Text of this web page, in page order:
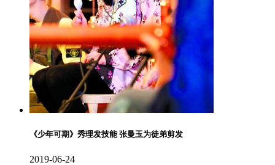
《少年可期》秀理发技能 张曼玉为徒弟剪发
2019-06-24